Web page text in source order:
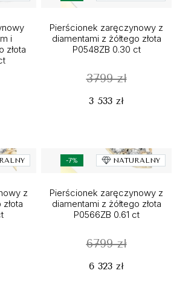
i
złota
Pierścionek zaręczynowy z
diamentami z żółtego złota
P0548ZB 0.30 ct
3799 zł
3 533 zł
z
-7% NATURALNY
Pierścionek zaręczynowy z
diamentami z żółtego złota
P0566ZB 0.61 ct
6799 zł
6 323 zł